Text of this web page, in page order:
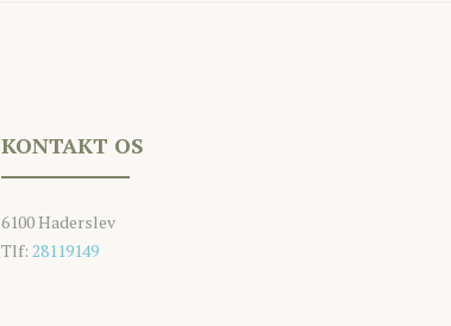
KONTAKT OS
6100 Haderslev
Tlf:28119149